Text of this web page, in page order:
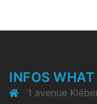
INFOS
1 avenue